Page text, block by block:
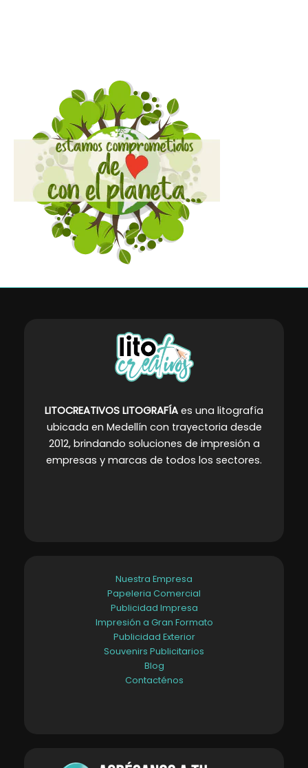
LITOCREATIVOS LITOGRAFÍA es una litografía
ubicada en Medellín con trayectoria desde
2012, brindando soluciones de impresión a
empresas y marcas de todos los sectores.
Nuestra Empresa
Papeleria Comercial
Publicidad Impresa
Impresión a Gran Formato
Publicidad Exterior
Souvenirs Publicitarios
Blog
Contacténos